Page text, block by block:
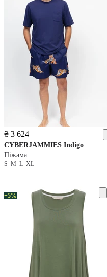
₴ 3 624
CYBERJAMMIES Indigo
Піжама
S M L XL
−5%